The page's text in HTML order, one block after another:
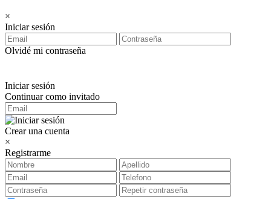
×
Iniciar sesión
Olvidé mi contraseña
Iniciar sesión
Continuar como invitado
Crear una cuenta
×
Registrarme